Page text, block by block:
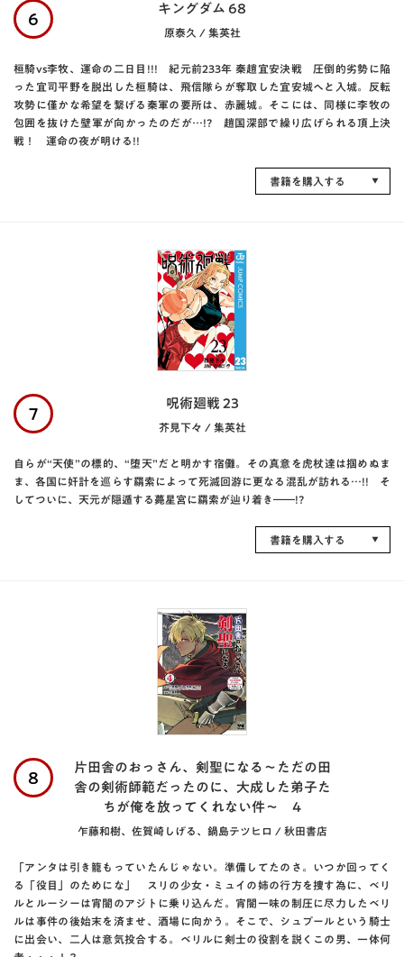
6
キングダム 68
原泰久 / 集英社
桓騎vs李牧、運命の二日目!!! 紀元前233年 秦趙宜安決戦 圧倒的劣勢に陥
った宜司平野を脱出した桓騎は、飛信隊らが奪取した宜安城へと入城。反転
攻勢に僅かな希望を繋げる秦軍の要所は、赤麗城。そこには、同様に李牧の
包囲を抜けた壁軍が向かったのだが…!? 趙国深部で繰り広げられる頂上決
戦！ 運命の夜が明ける!!
書籍を購入する
7
呪術廻戦 23
芥見下々 / 集英社
自らが“天使”の標的、“堕天”だと明かす宿儺。その真意を虎杖達は掴めぬま
ま、各国に奸計を巡らす羂索によって死滅回游に更なる混乱が訪れる…!! そ
してついに、天元が隠遁する薨星宮に羂索が辿り着き――!?
書籍を購入する
8
片田舎のおっさん、剣聖になる～ただの田
舎の剣術師範だったのに、大成した弟子た
ちが俺を放ってくれない件～ 4
乍藤和樹、佐賀崎しげる、鍋島テツヒロ / 秋田書店
「アンタは引き籠もっていたんじゃない。準備してたのさ。いつか回ってく
る「役目」のためにな」 スリの少女・ミュイの姉の行方を捜す為に、ベリ
ルとルーシーは宵闇のアジトに乗り込んだ。宵闇一味の制圧に尽力したベリ
ルは事件の後始末を済ませ、酒場に向かう。そこで、シュプールという騎士
に出会い、二人は意気投合する。ベリルに剣士の役割を説くこの男、一体何